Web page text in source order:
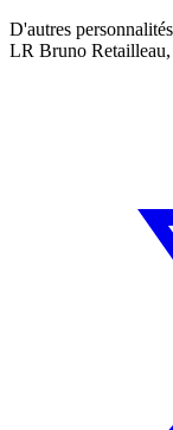
D'autres
LR Bruno Retailleau,